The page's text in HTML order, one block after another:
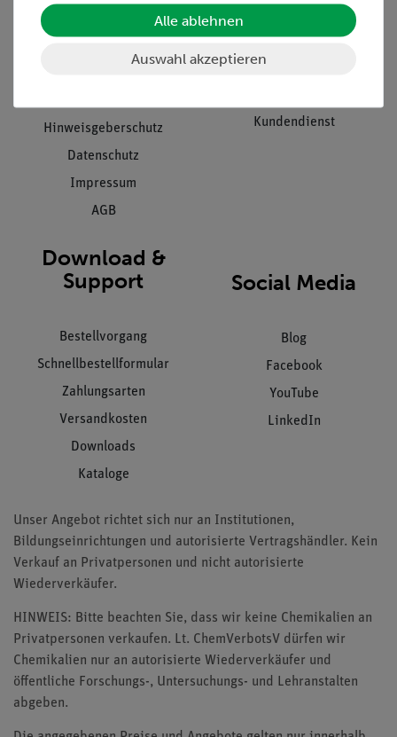
Projekte und Lösungen
Hinweisgeberschutz
Datenschutz
Impressum
AGB
Beratung & Showroom
Einräumservice
Kundendienst
Download &
Support
Bestellvorgang
Schnellbestellformular
Zahlungsarten
Versandkosten
Downloads
Kataloge
Social Media
Blog
Facebook
YouTube
LinkedIn
Unser Angebot richtet sich nur an Institutionen,
Bildungseinrichtungen und autorisierte Vertragshändler. Kein
Verkauf an Privatpersonen und nicht autorisierte
Wiederverkäufer.
HINWEIS: Bitte beachten Sie, dass wir keine Chemikalien an
Privatpersonen verkaufen. Lt. ChemVerbotsV dürfen wir
Chemikalien nur an autorisierte Wiederverkäufer und
öffentliche Forschungs-, Untersuchungs- und Lehranstalten
abgeben.
Alle ablehnen
Auswahl akzeptieren